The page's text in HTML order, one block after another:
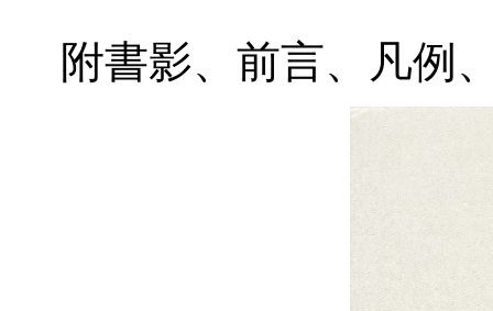
附書影、前言、凡例